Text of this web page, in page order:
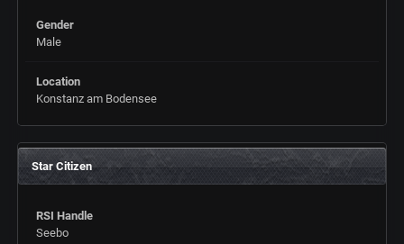
Gender
Male
Location
Konstanz am Bodensee
Star Citizen
RSI Handle
Seebo